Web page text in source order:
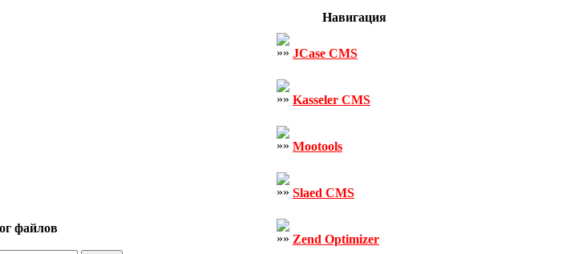
файлов
Навигация
JCase CMS
Kasseler CMS
Mootools
Slaed CMS
Zend Optimizer